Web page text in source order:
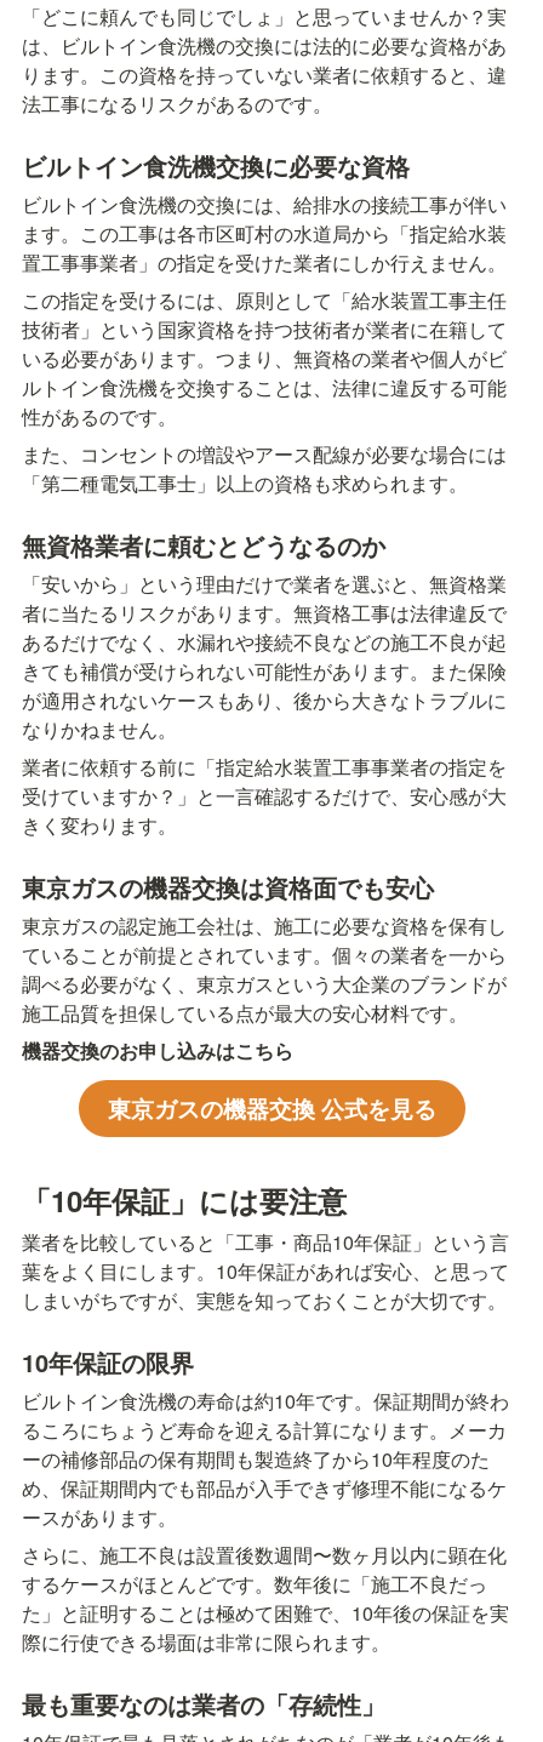
「どこに頼んでも同じでしょ」と思っていませんか？実
は、ビルトイン食洗機の交換には法的に必要な資格があ
ります。この資格を持っていない業者に依頼すると、違
法工事になるリスクがあるのです。
ビルトイン食洗機交換に必要な資格
ビルトイン食洗機の交換には、給排水の接続工事が伴い
ます。この工事は各市区町村の水道局から「指定給水装
置工事事業者」の指定を受けた業者にしか行えません。
この指定を受けるには、原則として「給水装置工事主任
技術者」という国家資格を持つ技術者が業者に在籍して
いる必要があります。つまり、無資格の業者や個人がビ
ルトイン食洗機を交換することは、法律に違反する可能
性があるのです。
また、コンセントの増設やアース配線が必要な場合には
「第二種電気工事士」以上の資格も求められます。
無資格業者に頼むとどうなるのか
「安いから」という理由だけで業者を選ぶと、無資格業
者に当たるリスクがあります。無資格工事は法律違反で
あるだけでなく、水漏れや接続不良などの施工不良が起
きても補償が受けられない可能性があります。また保険
が適用されないケースもあり、後から大きなトラブルに
なりかねません。
業者に依頼する前に「指定給水装置工事事業者の指定を
受けていますか？」と一言確認するだけで、安心感が大
きく変わります。
東京ガスの機器交換は資格面でも安心
東京ガスの認定施工会社は、施工に必要な資格を保有し
ていることが前提とされています。個々の業者を一から
調べる必要がなく、東京ガスという大企業のブランドが
施工品質を担保している点が最大の安心材料です。
機器交換のお申し込みはこちら
東京ガスの機器交換 公式を見る
「10年保証」には要注意
業者を比較していると「工事・商品10年保証」という言
葉をよく目にします。10年保証があれば安心、と思って
しまいがちですが、実態を知っておくことが大切です。
10年保証の限界
ビルトイン食洗機の寿命は約10年です。保証期間が終わ
るころにちょうど寿命を迎える計算になります。メーカ
ーの補修部品の保有期間も製造終了から10年程度のた
め、保証期間内でも部品が入手できず修理不能になるケ
ースがあります。
さらに、施工不良は設置後数週間〜数ヶ月以内に顕在化
するケースがほとんどです。数年後に「施工不良だっ
た」と証明することは極めて困難で、10年後の保証を実
際に行使できる場面は非常に限られます。
最も重要なのは業者の「存続性」